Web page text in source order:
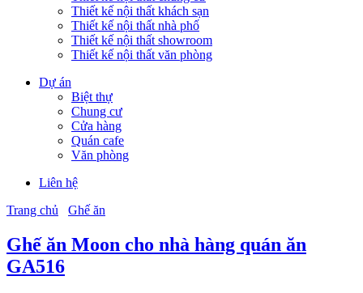
Thiết kế nội thất khách sạn
Thiết kế nội thất nhà phố
Thiết kế nội thất showroom
Thiết kế nội thất văn phòng
Dự án
Biệt thự
Chung cư
Cửa hàng
Quán cafe
Văn phòng
Liên hệ
Trang chủ
Ghế ăn
Ghế ăn Moon cho nhà hàng quán ăn
GA516